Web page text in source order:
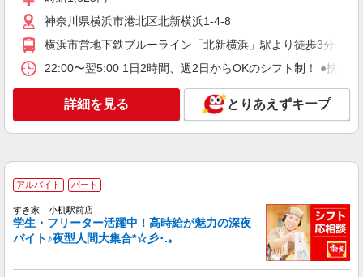
アルバイト パート
ピザハット 綱島店
未経験OK！ピザハットピザメイクスタッフ
（インストア）
時給1,300円以上 平日 時給1,300円以上 土日・
祝日 時給1,300円以上
神奈川県横浜市港北区綱島西1-11-4
キープ
アルバイト パート
すき家 北新横浜店
すき家の店舗スタッフ（接客・調理・清掃な
ど）
神奈川県横浜市港北区北新横浜1-4-8
横浜市営地下鉄ブルーライン「北新横浜」駅より徒歩3分
22:00〜翌5:00 1日2時間、週2日からOKのシフト制！ ●扶養
詳細を見る とりあえずキープ
アルバイト パート
すき家 小机駅前店
学生・フリーター活躍中！高時給が魅力の深夜
バイト♪夜型人間大集合*☆彡･.｡